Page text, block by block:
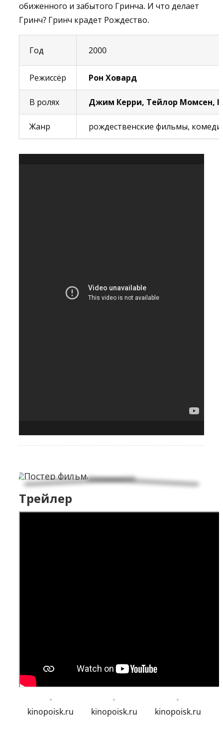
обиженного и забытого Гринча. И что делает
Гринч? Гринч крадет Рождество.
Год 2000
Режиссёр Рон Ховард
В ролях Джим Керри, Тейлор Момсен,
Жанр рождественские фильмы,
Трейлер
kinopoisk.ru kinopoisk.ru kinopoisk.ru